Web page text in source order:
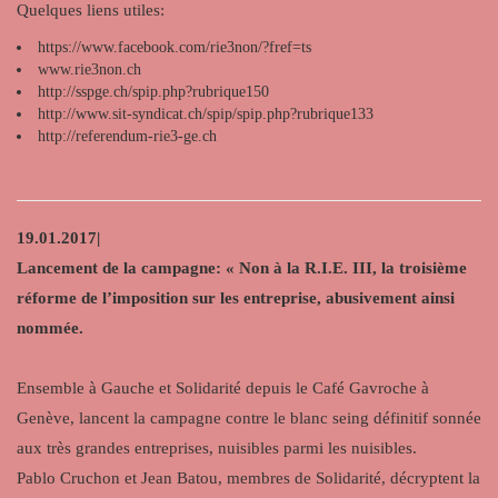
Quelques liens utiles:
https://www.facebook.com/rie3non/?fref=ts
www.rie3non.ch
http://sspge.ch/spip.php?rubrique150
http://www.sit-syndicat.ch/spip/spip.php?rubrique133
http://referendum-rie3-ge.ch
19.01.2017|
Lancement de la campagne: « Non à la R.I.E. III, la troisième
réforme de l’imposition sur les entreprise, abusivement ainsi
nommée.
Ensemble à Gauche et Solidarité depuis le Café Gavroche à
Genève, lancent la campagne contre le blanc seing définitif sonnée
aux très grandes entreprises, nuisibles parmi les nuisibles.
Pablo Cruchon et Jean Batou, membres de Solidarité, décryptent la